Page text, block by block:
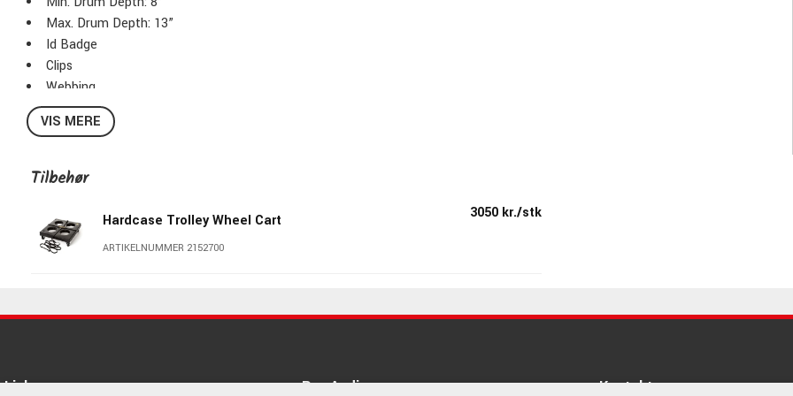
Max. Drum Depth: 13”
Id Badge
Clips
Webbing
Belt Ends
Carry Handle
Foam Pads Protection
VIS MERE
Tilbehør
Hardcase Trolley Wheel Cart
ARTIKELNUMMER 2152700
3050 kr./stk
Links Pro Audio Kontakt